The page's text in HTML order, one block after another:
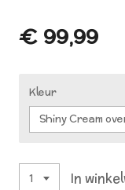
€ 99,99
Kleur
In